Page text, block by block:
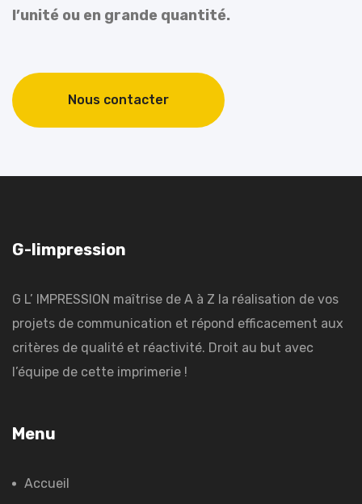
l’unité ou en grande quantité.
Nous contacter
G-limpression
G L’ IMPRESSION maîtrise de A à Z la réalisation de vos
projets de communication et répond efficacement aux
critères de qualité et réactivité. Droit au but avec
l’équipe de cette imprimerie !
Menu
Accueil